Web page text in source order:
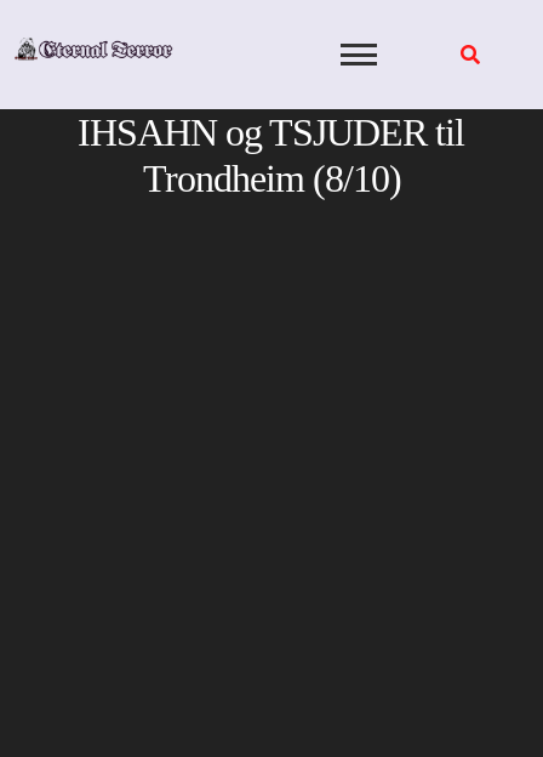
IHSAHN og TSJUDER til
Trondheim (8/10)